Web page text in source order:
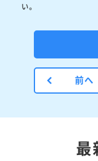
い。
前へ
最